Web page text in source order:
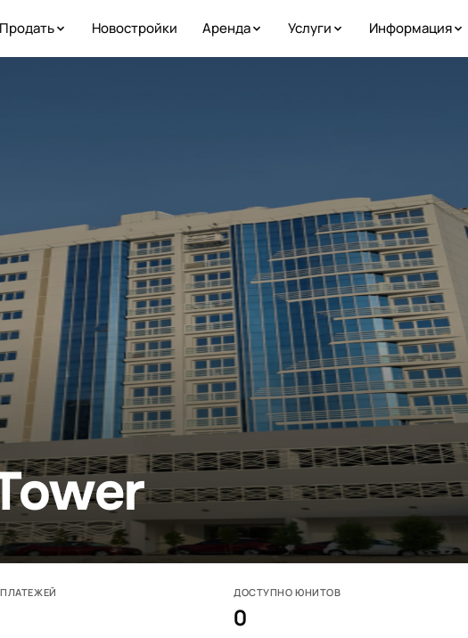
Продать Новостройки Аренда Услуги Информация
ДОСТУПНО ЮНИТОВ
0